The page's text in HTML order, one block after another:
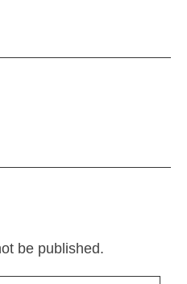
be published.